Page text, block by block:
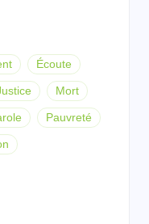
Écoute
Mort
Pauvreté